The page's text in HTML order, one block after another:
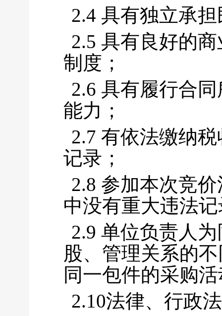
2.4 具有独立承
2.5 具有良好的
制度；
2.6 具有履行合
能力；
2.7 有依法缴纳
记录；
2.8 参加本次竞
中没有重大违法
2.9 单位负责人
股、管理关系的
同一包件的采购
2.10法律、行政